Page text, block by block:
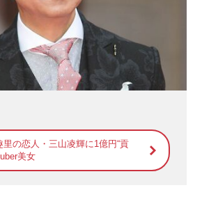
里の恋人・三山凌輝に1億円“貢
美女